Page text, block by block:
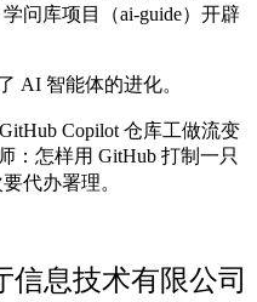
问库项目（ai-guide）开辟
AI 智能体的进化。
Copilot 仓库工做流变
：怎样用 GitHub 打制一只
代办署理。
信息技术有限公司